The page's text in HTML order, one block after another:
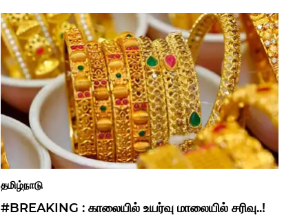
தமிழ்நாடு
#BREAKING : காலையில் உயர்வு மாலையில் சரிவு..!